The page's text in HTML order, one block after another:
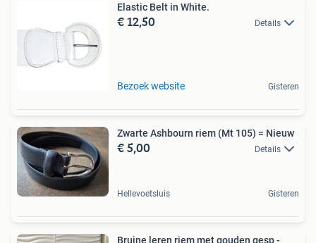
Elastic Belt in White.
€ 12,50 Details
Bezoek website Gisteren
Zwarte Ashbourn riem (Mt 105) = Nieuw
€ 5,00 Details
Hellevoetsluis Gisteren
Bruine leren riem met gouden gesp -